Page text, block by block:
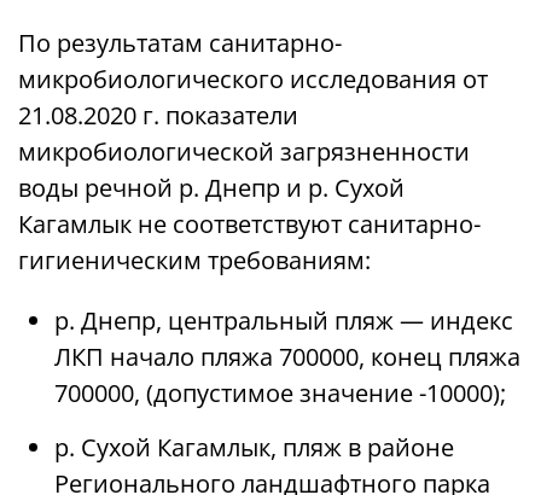
По результатам санитарно-
микробиологического исследования от
21.08.2020 г. показатели
микробиологической загрязненности
воды речной р. Днепр и р. Сухой
Кагамлык не соответствуют санитарно-
гигиеническим требованиям:
р. Днепр, центральный пляж — индекс
ЛКП начало пляжа 700000, конец пляжа
700000, (допустимое значение -10000);
р. Сухой Кагамлык, пляж в районе
Регионального ландшафтного парка